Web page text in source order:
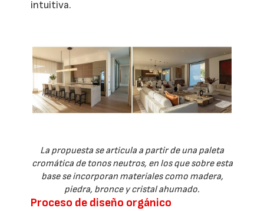
intuitiva.
La propuesta se articula a partir de una paleta
cromática de tonos neutros, en los que sobre esta
base se incorporan materiales como madera,
piedra, bronce y cristal ahumado.
Proceso de diseño orgánico